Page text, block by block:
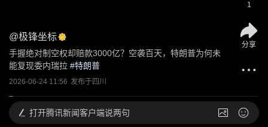
@极锋坐标
手握绝对制空权却赔款3000亿？空袭百天，特朗普为何未
能复现委内瑞拉 #特朗普
2026-06-24 11:56 发布于四川
1
分享
打开腾讯新闻客户端说两句